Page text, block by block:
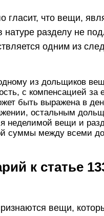
гласит, что вещи,
разделу не
одним из
из дольщиков
с компенсацией за
быть выражена в
остальным
неделимой вещи и
суммы между всеми
к статье
вещи,